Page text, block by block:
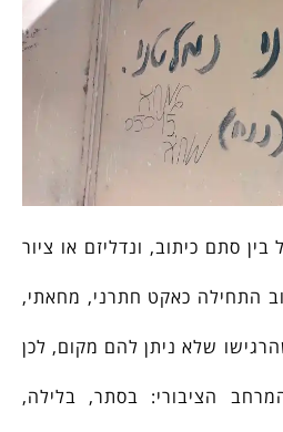
סתם כיתוב, ונדליזם או ציור
התחילה כאקט חתרני, מחאתי,
שלא ניתן להם מקום, לכן
הציבורי: בסתר, בלילה,